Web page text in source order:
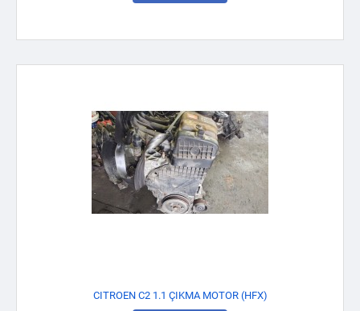
CITROEN C2 1.1 ÇIKMA MOTOR (HFX)